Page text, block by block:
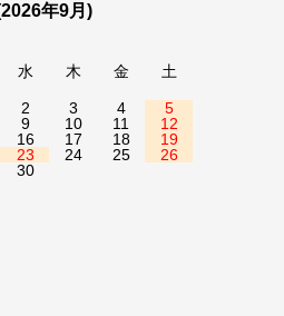
年9月)
水 木 金 土
2 3 4
5
9 10 11
12
16 17 18
19
23 24 25
26
30